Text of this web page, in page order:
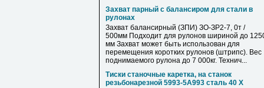
Захват парный с балансиром для стали в
рулонах
Захват балансирный (ЗПИ) ЗО-ЗР2-7, 0т /
500мм Подходит для рулонов шириной до
мм Захват может быть использован для
перемещения коротких рулонов (штрипс). Вес
поднимаемого рулона до 7 000кг. Технич...
Тиски станочные каретка, на станок
резьбонарезной 5993-5А993 сталь 40 Х